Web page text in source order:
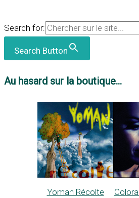
Search for:
Search Button
Au hasard sur la boutique...
Yoman Récolte